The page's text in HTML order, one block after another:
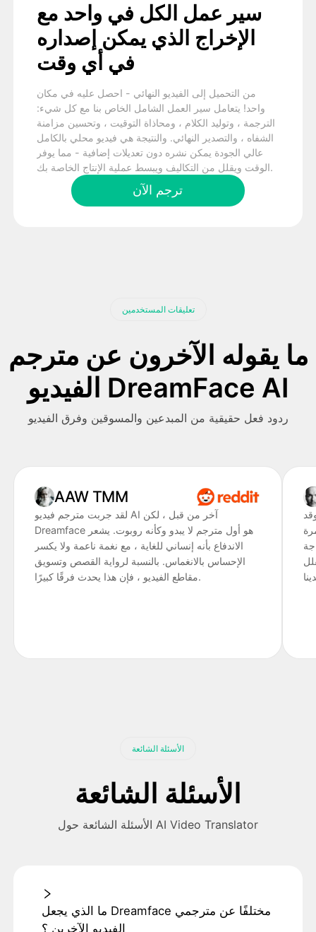
سير عمل الكل في واحد مع
الإخراج الذي يمكن إصداره
في أي وقت
من التحميل إلى الفيديو النهائي - احصل عليه في مكان
واحد! يتعامل سير العمل الشامل الخاص بنا مع كل شيء:
الترجمة ، وتوليد الكلام ، ومحاذاة التوقيت ، وتحسين مزامنة
الشفاه ، والتصدير النهائي. والنتيجة هي فيديو محلي بالكامل
عالي الجودة يمكن نشره دون تعديلات إضافية - مما يوفر
الوقت ويقلل من التكاليف ويبسط عملية الإنتاج الخاصة بك.
ترجم الآن
تعليقات المستخدمين
ما يقوله الآخرون عن مترجم
الفيديو DreamFace AI
ردود فعل حقيقية من المبدعين والمسوقين وفرق الفيديو
AAW TMM
لقد جربت مترجم فيديو AI آخر من قبل ، لكن
Dreamface هو أول مترجم لا يبدو وكأنه روبوت. يشعر
الاندفاع بأنه إنساني للغاية ، مع نغمة ناعمة ولا يكسر
الإحساس بالانغماس. بالنسبة لرواية القصص وتسويق
مقاطع الفيديو ، فإن هذا يحدث فرقًا كبيرًا.
الأسئلة الشائعة
الأسئلة الشائعة
الأسئلة الشائعة حول AI Video Translator
ما الذي يجعل Dreamface مختلفًا عن مترجمي
الفيديو الآخرين ؟